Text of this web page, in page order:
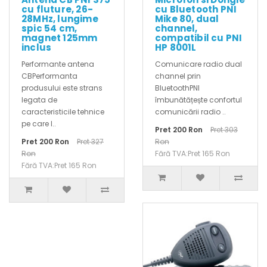
cu fluture, 26-
28MHz, lungime
spic 54 cm,
magnet 125mm
inclus
Performante antena
CBPerformanta
produsului este strans
legata de
caracteristicile tehnice
pe care l..
Pret 200 Ron
Pret 327
Ron
Fără TVA:Pret 165 Ron
cu Bluetooth PNI
Mike 80, dual
channel,
compatibil cu PNI
HP 8001L
Comunicare radio dual
channel prin
BluetoothPNI
îmbunătățește confortul
comunicării radio ..
Pret 200 Ron
Pret 303
Ron
Fără TVA:Pret 165 Ron